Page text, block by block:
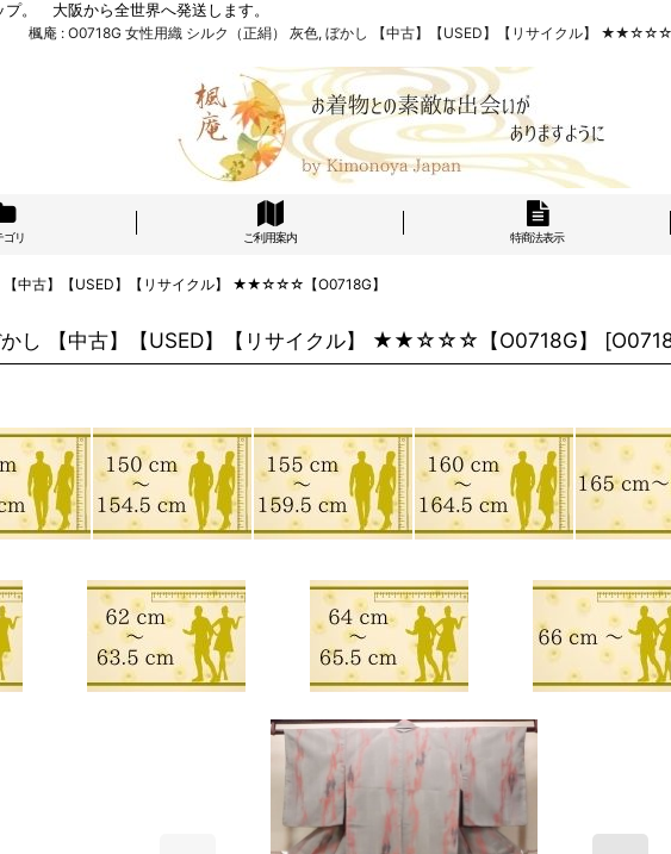
。 大阪から全世界へ発送します。
楓庵 : O0718G 女性用織 シルク（正絹） 灰色, ぼかし 【中古】【USED】【リサイクル】
ゴリ ご利用案内 特商法表示
【中古】【USED】【リサイクル】 ★★☆☆☆【O0718G】
かし 【中古】【USED】【リサイクル】 ★★☆☆☆【O0718G】 [